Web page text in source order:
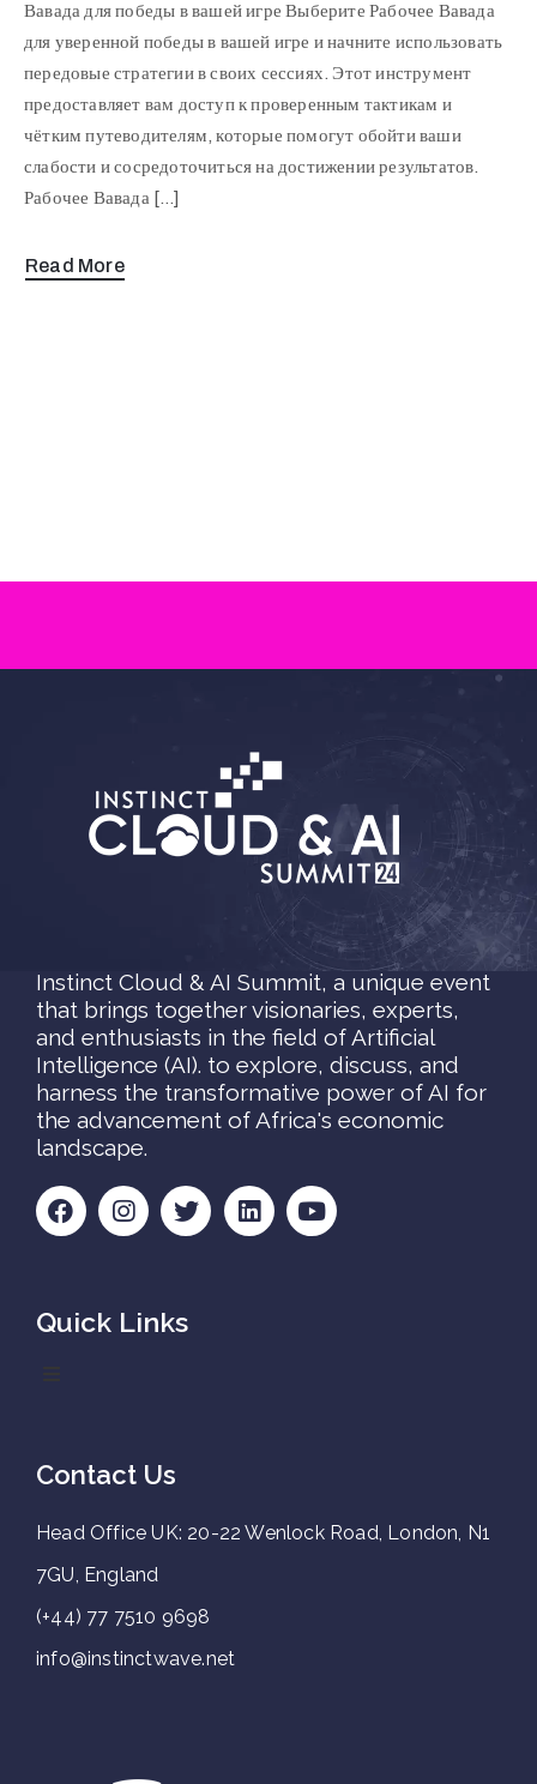
Вавада для победы в вашей игре Выберите Рабочее Вавада
для уверенной победы в вашей игре и начните использовать
передовые стратегии в своих сессиях. Этот инструмент
предоставляет вам доступ к проверенным тактикам и
чётким путеводителям, которые помогут обойти ваши
слабости и сосредоточиться на достижении результатов.
Рабочее Вавада […]
Read More
Instinct Cloud & AI Summit, a unique event
that brings together visionaries, experts,
and enthusiasts in the field of Artificial
Intelligence (AI). to explore, discuss, and
harness the transformative power of AI for
the advancement of Africa's economic
landscape.
Quick Links
Contact Us
Head Office UK: 20-22 Wenlock Road, London, N1
7GU, England
(+44) 77 7510 9698
info@instinctwave.net